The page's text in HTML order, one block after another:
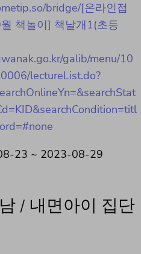
bridge/[온라인접
책놀이] 책날개1(초등
galib/menu/10
lectureList.do?
23 ~ 2023-08-29
/ 내면아이 집단